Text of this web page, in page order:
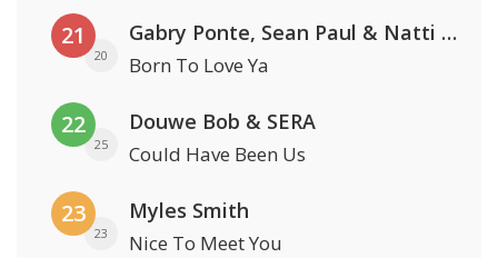
21
20
Gabry Ponte, Sean Paul & Natti Natasha
Born To Love Ya
22
25
Douwe Bob & SERA
Could Have Been Us
23
23
Myles Smith
Nice To Meet You